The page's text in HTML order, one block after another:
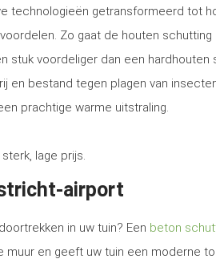
technologieën getransformeerd tot
Zo gaat de houten schutting
stuk voordeliger dan een
en bestand tegen plagen van
prachtige warme uitstraling.
lage prijs.
airport
doortrekken in uw tuin? Een beton
en geeft uw tuin een moderne